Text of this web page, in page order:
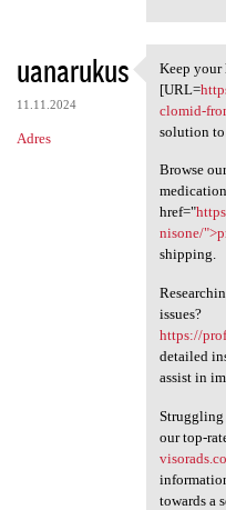
uanarukus
11.11.2024
Adres
Keep
Keep
[URL=
clomid-
solution
Browse
href="
nisone/
shipping.
issues?
https://
detailed
assist in
Struggling
our top-
towards a